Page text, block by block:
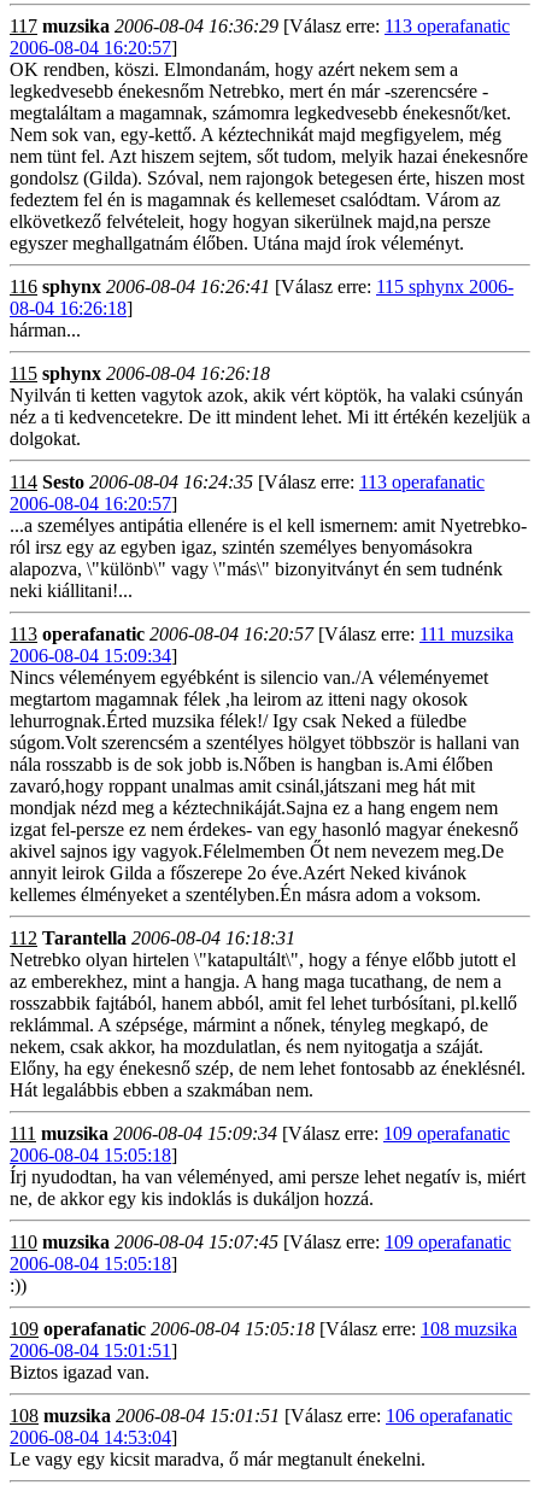
117 muzsika 2006-08-04 16:36:29 [Válasz erre: 113 operafanatic
2006-08-04 16:20:57]
OK rendben, köszi. Elmondanám, hogy azért nekem sem a
legkedvesebb énekesnőm Netrebko, mert én már -szerencsére -
megtaláltam a magamnak, számomra legkedvesebb énekesnőt/ket.
Nem sok van, egy-kettő. A kéztechnikát majd megfigyelem, még
nem tünt fel. Azt hiszem sejtem, sőt tudom, melyik hazai énekesnőre
gondolsz (Gilda). Szóval, nem rajongok betegesen érte, hiszen most
fedeztem fel én is magamnak és kellemeset csalódtam. Várom az
elkövetkező felvételeit, hogy hogyan sikerülnek majd,na persze
egyszer meghallgatnám élőben. Utána majd írok véleményt.
116 sphynx 2006-08-04 16:26:41 [Válasz erre: 115 sphynx 2006-
08-04 16:26:18]
hárman...
115 sphynx 2006-08-04 16:26:18
Nyilván ti ketten vagytok azok, akik vért köptök, ha valaki csúnyán
néz a ti kedvencetekre. De itt mindent lehet. Mi itt értékén kezeljük a
dolgokat.
114 Sesto 2006-08-04 16:24:35 [Válasz erre: 113 operafanatic
2006-08-04 16:20:57]
...a személyes antipátia ellenére is el kell ismernem: amit Nyetrebko-
ról irsz egy az egyben igaz, szintén személyes benyomásokra
alapozva, \"különb\" vagy \"más\" bizonyitványt én sem tudnénk
neki kiállitani!...
113 operafanatic 2006-08-04 16:20:57[Válasz erre: 111 muzsika
2006-08-04 15:09:34]
Nincs véleményem egyébként is silencio van./A véleményemet
megtartom magamnak félek ,ha leirom az itteni nagy okosok
lehurrognak.Érted muzsika félek!/ Igy csak Neked a füledbe
súgom.Volt szerencsém a szentélyes hölgyet többször is hallani van
nála rosszabb is de sok jobb is.Nőben is hangban is.Ami élőben
zavaró,hogy roppant unalmas amit csinál,játszani meg hát mit
mondjak nézd meg a kéztechnikáját.Sajna ez a hang engem nem
izgat fel-persze ez nem érdekes- van egy hasonló magyar énekesnő
akivel sajnos igy vagyok.Félelmemben Őt nem nevezem meg.De
annyit leirok Gilda a főszerepe 2o éve.Azért Neked kivánok
kellemes élményeket a szentélyben.Én másra adom a voksom.
112 Tarantella 2006-08-04 16:18:31
Netrebko olyan hirtelen \"katapultált\", hogy a fénye előbb jutott el
az emberekhez, mint a hangja. A hang maga tucathang, de nem a
rosszabbik fajtából, hanem abból, amit fel lehet turbósítani, pl.kellő
reklámmal. A szépsége, mármint a nőnek, tényleg megkapó, de
nekem, csak akkor, ha mozdulatlan, és nem nyitogatja a száját.
Előny, ha egy énekesnő szép, de nem lehet fontosabb az éneklésnél.
Hát legalábbis ebben a szakmában nem.
111 muzsika 2006-08-04 15:09:34 [Válasz erre: 109 operafanatic
2006-08-04 15:05:18]
Írj nyudodtan, ha van véleményed, ami persze lehet negatív is, miért
ne, de akkor egy kis indoklás is dukáljon hozzá.
110 muzsika 2006-08-04 15:07:45 [Válasz erre: 109 operafanatic
2006-08-04 15:05:18]
:))
109 operafanatic 2006-08-04 15:05:18 [Válasz erre: 108 muzsika
2006-08-04 15:01:51]
Biztos igazad van.
108 muzsika 2006-08-04 15:01:51 [Válasz erre: 106 operafanatic
2006-08-04 14:53:04]
Le vagy egy kicsit maradva, ő már megtanult énekelni.